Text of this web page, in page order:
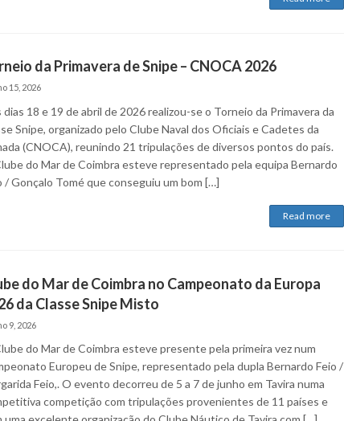
da Primavera de Snipe – CNOCA 2026
15, 2026
dias 18 e 19 de abril de 2026 realizou-se o Torneio da Primavera da
Snipe, organizado pelo Clube Naval dos Oficiais e Cadetes da
(CNOCA), reunindo 21 tripulações de diversos pontos do país.
do Mar de Coimbra esteve representado pela equipa Bernardo
/ Gonçalo Tomé que conseguiu um bom […]
Read more
do Mar de Coimbra no Campeonato da Europa
da Classe Snipe Misto
9, 2026
do Mar de Coimbra esteve presente pela primeira vez num
Europeu de Snipe, representado pela dupla Bernardo Feio /
Feio,. O evento decorreu de 5 a 7 de junho em Tavira numa
competição com tripulações provenientes de 11 países e